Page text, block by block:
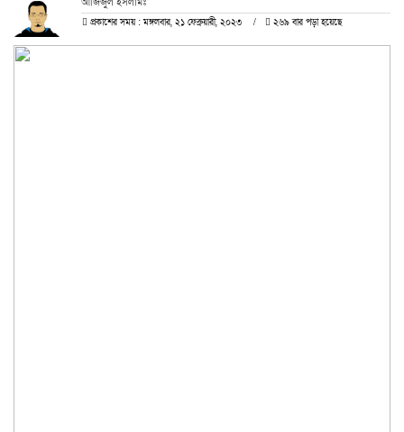
প্রকাশের সময় : মঙ্গলবার, ২১ ফেব্রুয়ারী, ২০২৩ ২৬৯ বার পড়া হয়েছে